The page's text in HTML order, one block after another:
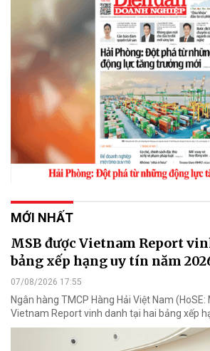
MỚI NHẤT
MSB được Vietnam Report
bảng xếp hạng uy tín năm
07/08/2026 17:55
Ngân hàng TMCP Hàng Hải Việt Nam
Vietnam Report vinh danh tại hai bảng xếp